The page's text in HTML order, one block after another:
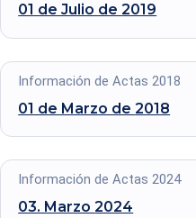
01 de Julio de2019
Información de Actas 2018
01 de Marzo de2018
Información de Actas 2024
03. Marzo2024